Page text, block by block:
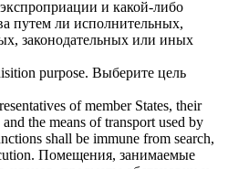
и какой-либо
путем ли исполнительных,
законодательных или иных
purpose. Выберите цель
of member States, their
the means of transport used by
shall be immune from search,
Помещения, занимаемые